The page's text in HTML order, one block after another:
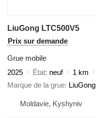
LiuGong LTC500V5
Prix sur demande
Grue mobile
2025
État neuf 1 km
Marque de la grue LiuGong
Moldavie, Kyshyniv